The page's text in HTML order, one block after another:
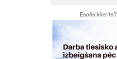
Esošs klients?